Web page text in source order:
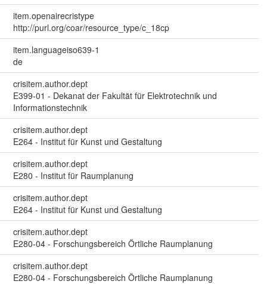
item.openairecristype
http://purl.org/coar/resource_type/c_18cp
item.languageiso639-1
de
crisitem.author.dept
E399-01 - Dekanat der Fakultät für Elektrotechnik und
Informationstechnik
crisitem.author.dept
E264 - Institut für Kunst und Gestaltung
crisitem.author.dept
E280 - Institut für Raumplanung
crisitem.author.dept
E264 - Institut für Kunst und Gestaltung
crisitem.author.dept
E280-04 - Forschungsbereich Örtliche Raumplanung
crisitem.author.dept
E280-04 - Forschungsbereich Örtliche Raumplanung